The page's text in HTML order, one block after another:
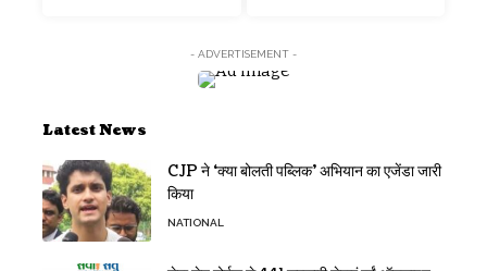
- ADVERTISEMENT -
Latest News
CJP ने ‘क्या बोलती पब्लिक’ अभियान का एजेंडा जारी
किया
NATIONAL